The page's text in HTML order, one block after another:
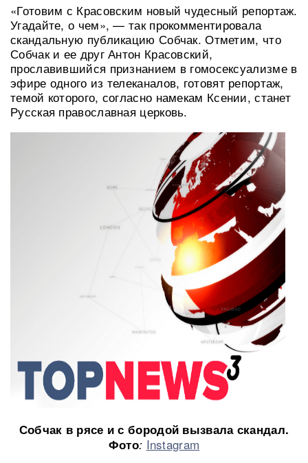
«Готовим с Красовским новый чудесный репортаж.
Угадайте, о чем», — так прокомментировала
скандальную публикацию Собчак. Отметим, что
Собчак и ее друг Антон Красовский,
прославившийся признанием в гомосексуализме в
эфире одного из телеканалов, готовят репортаж,
темой которого, согласно намекам Ксении, станет
Русская православная церковь.
Собчак в рясе и с бородой вызвала скандал.
Фото: Instagram